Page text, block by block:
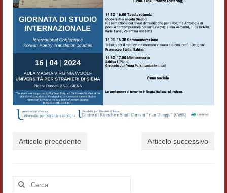
Pubblicazioni
Hagiographica Coreana
Koreanische Literatur und Kultur
Scrittori latini dell’Europa medioevale
Testi Mediolatini
Atti di convegno
Semicerchio
Articolo precedente Articolo successivo
Cerca: